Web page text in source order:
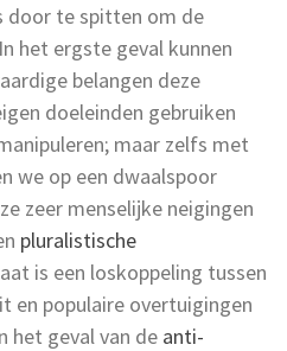
door te spitten om de
het ergste geval kunnen
belangen deze
doeleinden gebruiken
maar zelfs met
we op een dwaalspoor
zeer menselijke neigingen
pluralistische
is een loskoppeling tussen
en populaire overtuigingen
het geval van de anti-